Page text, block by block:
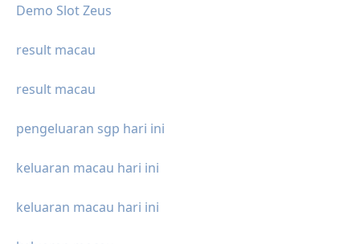
Demo Slot Zeus
result macau
result macau
pengeluaran sgp hari ini
keluaran macau hari ini
keluaran macau hari ini